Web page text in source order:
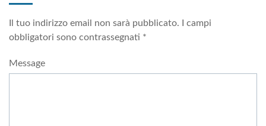
Il tuo indirizzo email non sarà pubblicato. I campi
obbligatori sono contrassegnati *
Message